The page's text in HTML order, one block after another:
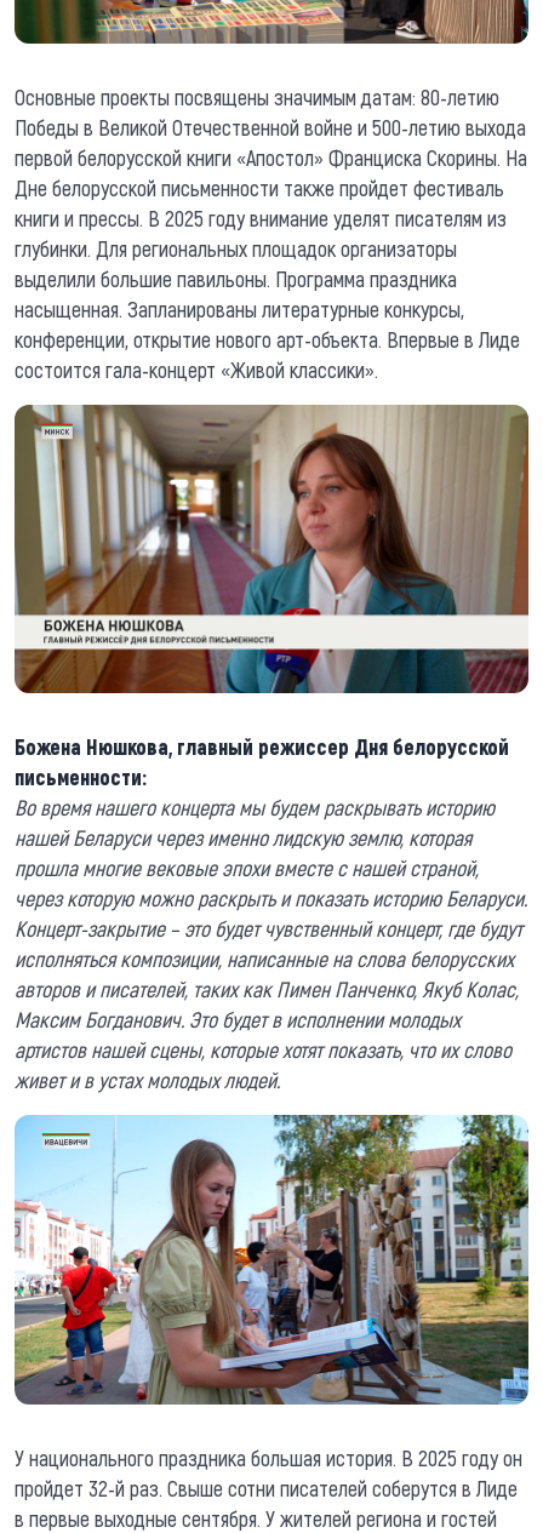
Основные проекты посвящены значимым датам: 80-летию
Победы в Великой Отечественной войне и 500-летию выхода
первой белорусской книги «Апостол» Франциска Скорины. На
Дне белорусской письменности также пройдет фестиваль
книги и прессы. В 2025 году внимание уделят писателям из
глубинки. Для региональных площадок организаторы
выделили большие павильоны. Программа праздника
насыщенная. Запланированы литературные конкурсы,
конференции, открытие нового арт-объекта. Впервые в Лиде
состоится гала-концерт «Живой классики».
Божена Нюшкова, главный режиссер Дня белорусской
письменности:
Во время нашего концерта мы будем раскрывать историю
нашей Беларуси через именно лидскую землю, которая
прошла многие вековые эпохи вместе с нашей страной,
через которую можно раскрыть и показать историю Беларуси.
Концерт-закрытие – это будет чувственный концерт, где будут
исполняться композиции, написанные на слова белорусских
авторов и писателей, таких как Пимен Панченко, Якуб Колас,
Максим Богданович. Это будет в исполнении молодых
артистов нашей сцены, которые хотят показать, что их слово
живет и в устах молодых людей.
У национального праздника большая история. В 2025 году он
пройдет 32-й раз. Свыше сотни писателей соберутся в Лиде
в первые выходные сентября. У жителей региона и гостей